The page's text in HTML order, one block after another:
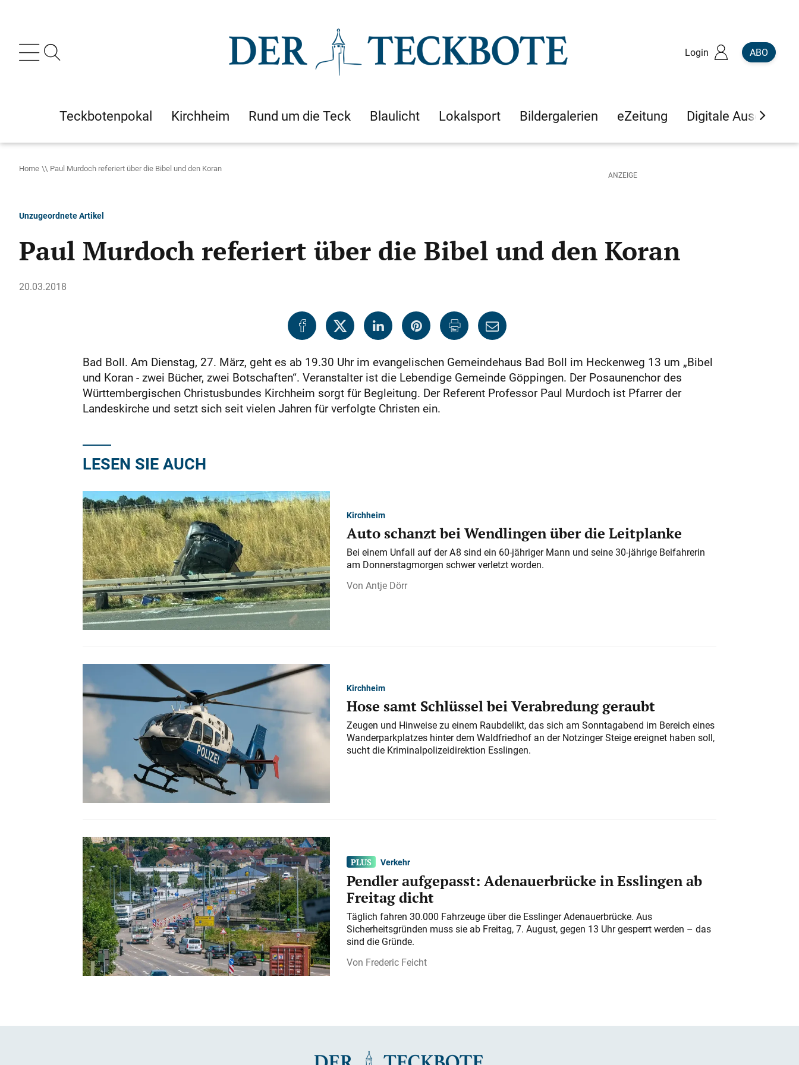
Login ABO
Teckbotenpokal Kirchheim Rund um die Teck Blaulicht Lokalsport Bildergalerien eZeitung Digitale Ausgaben
Home Paul Murdoch referiert über die Bibel und den Koran
Unzugeordnete Artikel
Paul Murdoch referiert über die Bibel und den Koran
20.03.2018
Bad Boll. Am Dienstag, 27. März, geht es ab 19.30 Uhr im evangelischen Gemeindehaus Bad Boll im Heckenweg 13 um „Bibel
und Koran - zwei Bücher, zwei Botschaften“. Veranstalter ist die Lebendige Gemeinde Göppingen. Der Posaunenchor des
Württembergischen Christusbundes Kirchheim sorgt für Begleitung. Der Referent Professor Paul Murdoch ist Pfarrer der
Landeskirche und setzt sich seit vielen Jahren für verfolgte Christen ein.
LESEN SIE AUCH
Kirchheim
Auto schanzt bei Wendlingen über die Leitplanke
Bei einem Unfall auf der A 8 sind ein 60-jähriger Mann und seine 30-jährige Beifahrerin
am Donnerstagmorgen schwer verletzt worden.
Antje Dörr
Kirchheim
Hose samt Schlüssel bei Verabredung geraubt
Zeugen und Hinweise zu einem Raubdelikt, das sich am Sonntagabend im Bereich eines
Wanderparkplatzes hinter dem Waldfriedhof an der Notzinger Steige ereignet haben soll,
sucht die Kriminalpolizeidirektion Esslingen.
Verkehr
Pendler aufgepasst: Adenauerbrücke in Esslingen ab
Freitag dicht
Täglich fahren 30.000 Fahrzeuge über die Esslinger Adenauerbrücke. Aus
Sicherheitsgründen muss sie ab Freitag, 7. August, gegen 13 Uhr gesperrt werden – das
sind die Gründe.
Frederic Feicht